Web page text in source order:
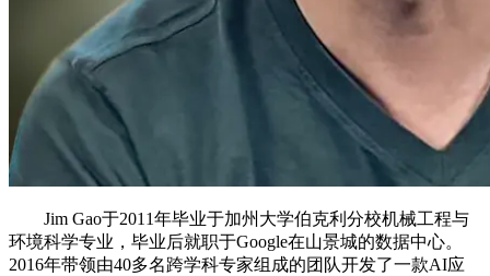
Jim Gao于2011年毕业于加州大学伯克利分校机械工程与
环境科学专业，毕业后就职于Google在山景城的数据中心。
2016年带领由40多名跨学科专家组成的团队开发了一款AI应